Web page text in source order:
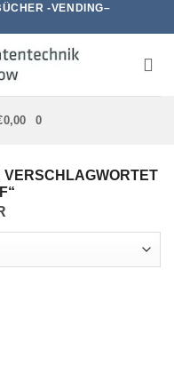
-VENDING–
0,00 0
VERSCHLAGWORTET